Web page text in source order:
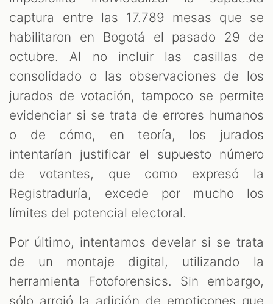
captura entre las 17.789 mesas que se
habilitaron en Bogotá el pasado 29 de
octubre. Al no incluir las casillas de
consolidado o las observaciones de los
jurados de votación, tampoco se permite
evidenciar si se trata de errores humanos
o de cómo, en teoría, los jurados
intentarían justificar el supuesto número
de votantes, que como expresó la
Registraduría, excede por mucho los
límites del potencial electoral.
Por último, intentamos develar si se trata
de un montaje digital, utilizando la
herramienta Fotoforensics. Sin embargo,
sólo arrojó la adición de emoticones que